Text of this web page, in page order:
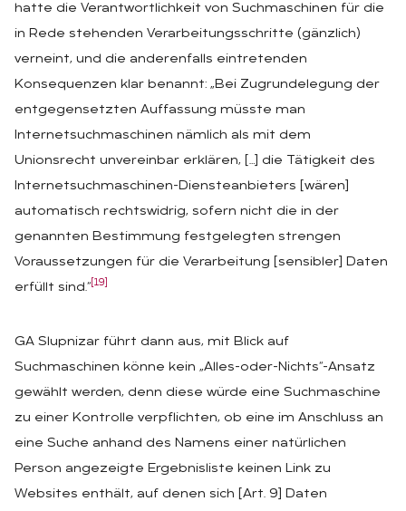
hatte die Verantwortlichkeit von Suchmaschinen für die
in Rede stehenden Verarbeitungsschritte (gänzlich)
verneint, und die anderenfalls eintretenden
Konsequenzen klar benannt: „Bei Zugrundelegung der
entgegensetzten Auffassung müsste man
Internetsuchmaschinen nämlich als mit dem
Unionsrecht unvereinbar erklären, […] die Tätigkeit des
Internetsuchmaschinen-Diensteanbieters [wären]
automatisch rechtswidrig, sofern nicht die in der
genannten Bestimmung festgelegten strengen
Voraussetzungen für die Verarbeitung [sensibler] Daten
erfüllt sind.“ [19]
GA Slupnizar führt dann aus, mit Blick auf
Suchmaschinen könne kein „Alles-oder-Nichts“-Ansatz
gewählt werden, denn diese würde eine Suchmaschine
zu einer Kontrolle verpflichten, ob eine im Anschluss an
eine Suche anhand des Namens einer natürlichen
Person angezeigte Ergebnisliste keinen Link zu
Websites enthält, auf denen sich [Art. 9] Daten